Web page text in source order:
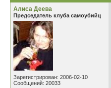
Алиса Деева
Председатель клуба самоубийц
Зарегистрирован: 2006-02-10
Сообщений: 20033